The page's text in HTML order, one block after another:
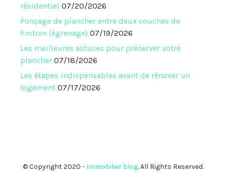
résidentiel 07/20/2026
Ponçage de plancher entre deux couches de
finition (égrenage) 07/19/2026
Les meilleures astuces pour préserver votre
plancher 07/18/2026
Les étapes indispensables avant de rénover un
logement 07/17/2026
© Copyright 2020 - Immobilier blog. All Rights Reserved.